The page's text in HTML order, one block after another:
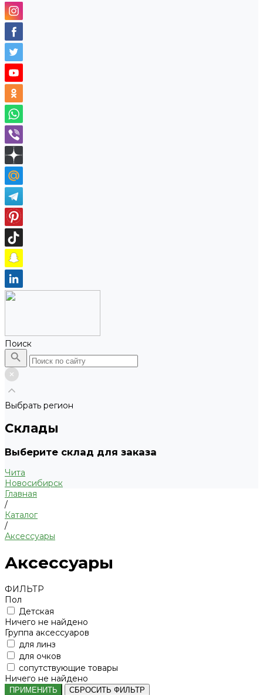
Поиск
Выбрать регион
Склады
Выберите склад для заказа
Чита
Новосибирск
Главная
/
Каталог
/
Аксессуары
Аксессуары
ФИЛЬТР
Пол
Детская
Ничего не найдено
Группа аксессуаров
для линз
для очков
сопутствующие товары
Ничего не найдено
ПРИМЕНИТЬ СБРОСИТЬ ФИЛЬТР